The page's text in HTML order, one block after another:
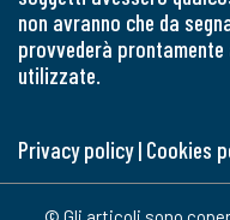
non avranno che da
provvederà
utilizzate.
Privacy policy| Cookies